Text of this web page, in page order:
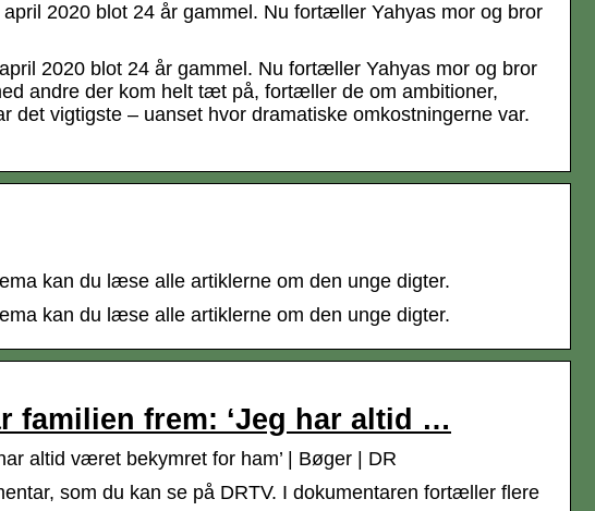
2020 blot 24 år gammel. Nu fortæller Yahyas mor og bror
2020 blot 24 år gammel. Nu fortæller Yahyas mor og bror
andre der kom helt tæt på, fortæller de om ambitioner,
vigtigste – uanset hvor dramatiske omkostningerne var.
kan du læse alle artiklerne om den unge digter.
kan du læse alle artiklerne om den unge digter.
familien frem: ‘Jeg har altid …
altid været bekymret for ham’ | Bøger | DR
som du kan se på DRTV. I dokumentaren fortæller flere